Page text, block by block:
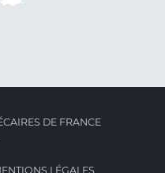
DE FRANCE
LÉGALES